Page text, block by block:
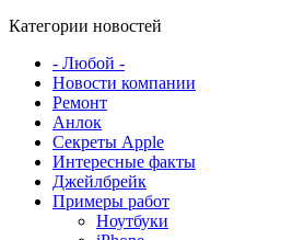
Категории новостей
- Любой -
Новости компании
Ремонт
Анлок
Секреты Apple
Интересные факты
Джейлбрейк
Примеры работ
Ноутбуки